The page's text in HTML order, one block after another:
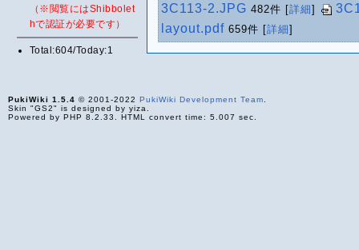
（※閲覧にはShibbolet
hで認証が必要です）
Total:604/Today:1
3C113-2.JPG 482件 [詳細]
layout.pdf 659件 [詳細]
PukiWiki 1.5.4 © 2001-2022 PukiWiki Development Team
Skin "GS2" is designed by yiza.
Powered by PHP 8.2.33. HTML convert time: 5.007 sec.